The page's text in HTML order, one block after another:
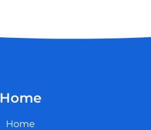
Home
Home